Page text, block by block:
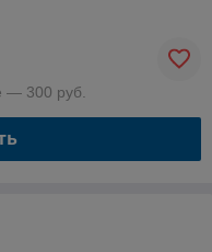
— 300 руб.